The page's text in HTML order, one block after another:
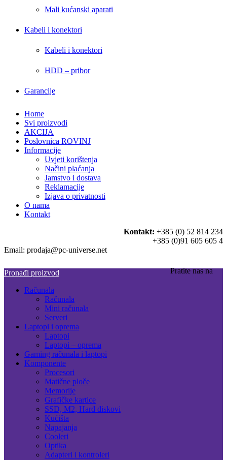
Mali kućanski aparati
Kabeli i konektori
Kabeli i konektori
HDD – pribor
Garancije
Home
Svi proizvodi
AKCIJA
Poslovnica ROVINJ
Informacije
Uvjeti korištenja
Načini plaćanja
Jamstvo i dostava
Reklamacije
Izjava o privatnosti
O nama
Kontakt
Kontakt: +385 (0) 52 814 234
+385 (0)91 605 605 4
Email: prodaja@pc-universe.net
Pratite nas na
Pronađi proizvod
Računala
Računala
Mini računala
Serveri
Laptopi i oprema
Laptopi
Laptopi – oprema
Gaming računala i laptopi
Komponente
Procesori
Matične ploče
Memorije
Grafičke kartice
SSD, M2, Hard diskovi
Kućišta
Napajanja
Cooleri
Optika
Adapteri i kontroleri